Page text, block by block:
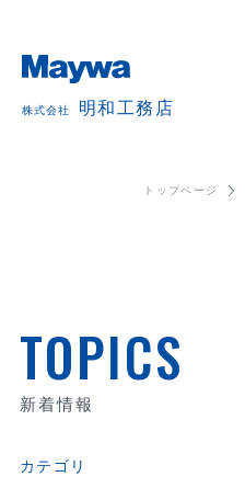
株式会社 明和工務店
株式会社 明和工務店
企業情報
TOPICS
新着情報
トップページ
カテゴリ